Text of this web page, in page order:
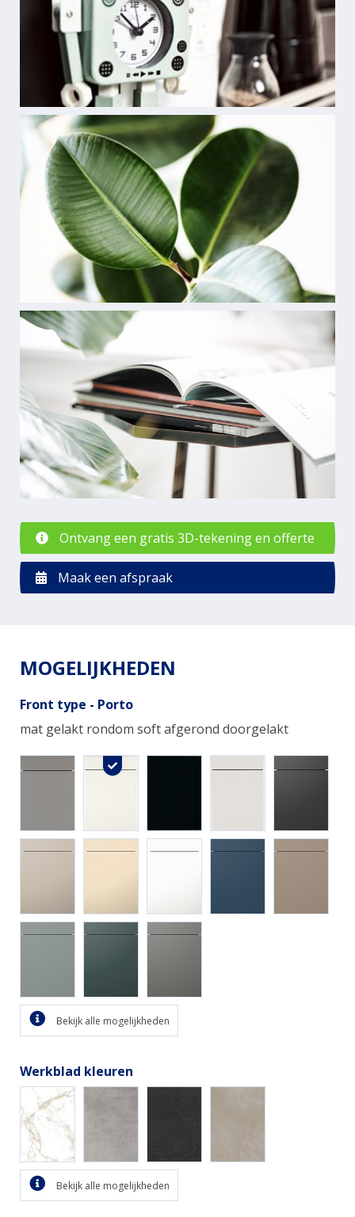
Ontvang een gratis 3D-tekening en offerte
Maak een afspraak
MOGELIJKHEDEN
Front type - Porto
mat gelakt rondom soft afgerond doorgelakt
Bekijk alle mogelijkheden
Werkblad kleuren
Bekijk alle mogelijkheden